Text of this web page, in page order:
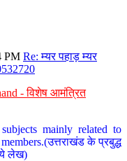
PM Re: म्यर पहाड़ म्यर
- विशेष आमंत्रित
mainly related to
के प्रबुद्ध
लेख)